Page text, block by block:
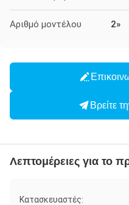
Αριθμό μοντέλου 2»
Βρείτε
Λεπτομέρειες για το
Κατασκευαστές: